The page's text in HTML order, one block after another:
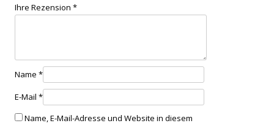
Ihre Rezension*
Name*
E-Mail*
Name, E-Mail-Adresse und Website in diesem